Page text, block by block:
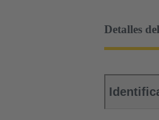
Detalles